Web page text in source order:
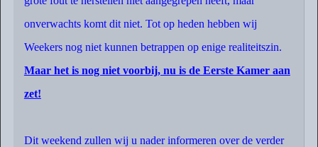
onverwachts komt dit niet. Tot op heden hebben wij
Weekers nog niet kunnen betrappen op enige realiteitszin.
Maar het is nog niet voorbij, nu is de Eerste Kamer aan
zet!
Dit weekend zullen wij u nader informeren over de verder